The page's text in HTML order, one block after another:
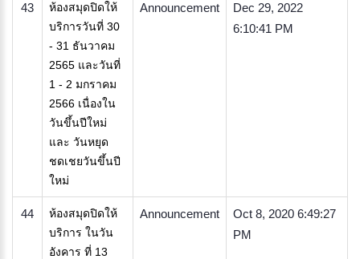
43
ห้องสมุดปิดให้
บริการวันที่ 30
- 31 ธันวาคม
2565 และวันที่
1 - 2 มกราคม
2566 เนื่องใน
วันขึ้นปีใหม่
และ วันหยุด
ชดเชยวันขึ้นปี
ใหม่
Announcement
Dec 29, 2022
6:10:41 PM
44
ห้องสมุดปิดให้
บริการ ในวัน
อังคาร ที่ 13
Announcement
Oct 8, 2020 6:49:27
PM